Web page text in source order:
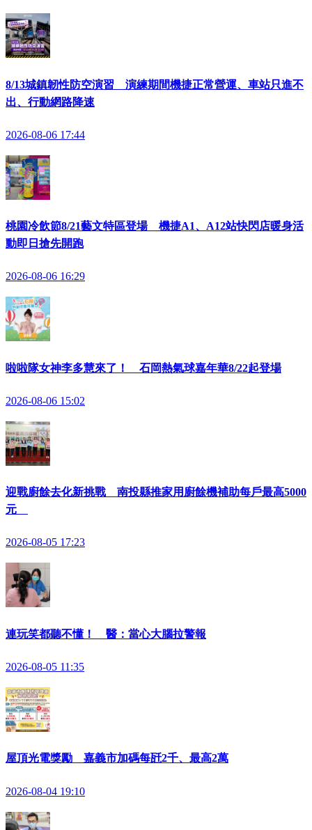
8/13城鎮韌性防空演習 演練期間機捷正常營運、車站只進不
出、行動網路降速
2026-08-06 17:44
桃園冷飲節8/21藝文特區登場 機捷A1、A12站快閃店暖身活
動即日搶先開跑
2026-08-06 16:29
啦啦隊女神李多慧來了！ 石岡熱氣球嘉年華8/22起登場
2026-08-06 15:02
迎戰廚餘去化新挑戰 南投縣推家用廚餘機補助每戶最高5000
元
2026-08-05 17:23
連玩笑都聽不懂！ 醫：當心大腦拉警報
2026-08-05 11:35
屋頂光電獎勵 嘉義市加碼每瓩2千、最高2萬
2026-08-04 19:10